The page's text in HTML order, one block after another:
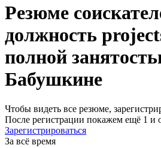
Резюме
должность
полной
Бабушкине
Чтобы видеть все резюме,
После регистрации покажем ещё 1 и
Зарегистрироваться
За всё время